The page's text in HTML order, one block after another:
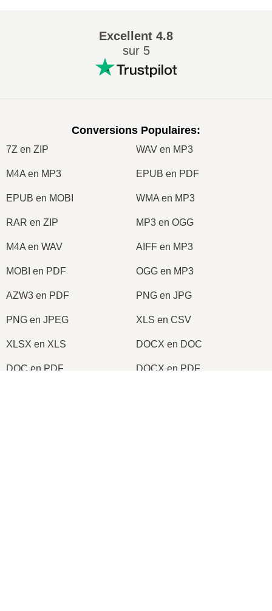
Excellent 4.8
sur 5
Conversions Populaires:
7Z en ZIP WAV en MP3
M4A en MP3 EPUB en PDF
EPUB en MOBI WMA en MP3
RAR en ZIP MP3 en OGG
M4A en WAV AIFF en MP3
MOBI en PDF OGG en MP3
AZW3 en PDF PNG en JPG
PNG en JPEG XLS en CSV
XLSX en XLS DOCX en DOC
DOC en PDF DOCX en PDF